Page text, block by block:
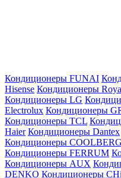
Кондиционеры FUNAI
Hisense Кондиционеры
Кондиционеры LG
Electrolux Кондиционеры
Кондиционеры TCL
Haier Кондиционеры Dantex
Кондиционеры СOOLBERG
Кондиционеры FERRUM
Кондиционеры AUX
DENKO Кондиционеры